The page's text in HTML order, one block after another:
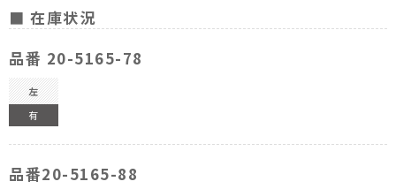
■ 在庫状況
品番 20-5165-78
左
有
品番20-5165-88